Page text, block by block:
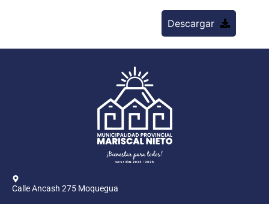
Descargar
Calle Ancash 275 Moquegua